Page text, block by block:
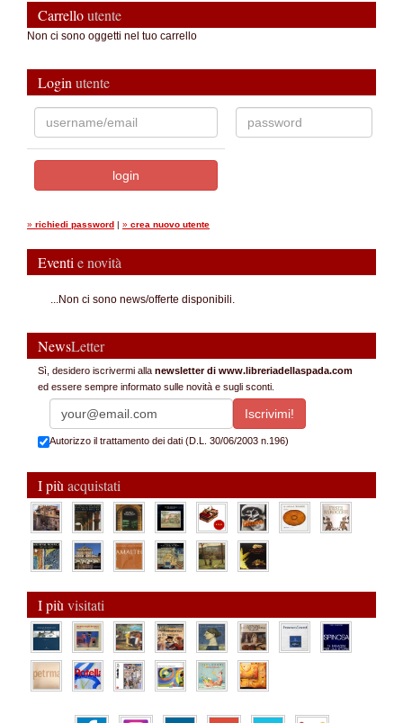
Carrelloutente
Non ci sono oggetti nel tuo carrello
Login utente
» richiedi password | » crea nuovo utente
Eventi e novità
...Non ci sono news/offerte disponibili.
NewsLetter
Sì, desidero iscrivermi alla newsletter di www.libreriadellaspada.com
ed essere sempre informato sulle novità e sugli sconti.
Autorizzo il trattamento dei dati (D.L. 30/06/2003 n.196)
I più acquistati
I più visitati